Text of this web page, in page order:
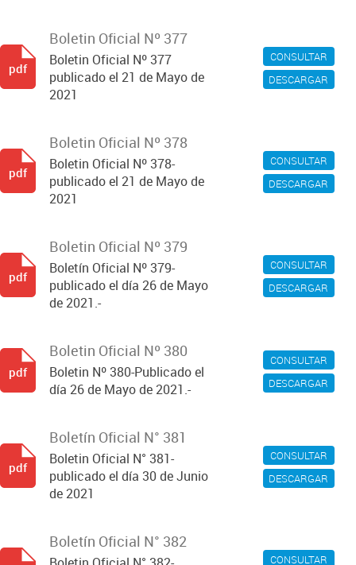
CONSULTAR
DESCARGAR
Boletin Oficial Nº 377
Boletin Oficial Nº 377
publicado el 21 de Mayo de
2021
pdf
CONSULTAR
DESCARGAR
Boletin Oficial Nº 378
Boletin Oficial Nº 378-
publicado el 21 de Mayo de
2021
pdf
CONSULTAR
DESCARGAR
Boletin Oficial Nº 379
Boletín Oficial Nº 379-
publicado el día 26 de Mayo
de 2021.-
pdf
CONSULTAR
DESCARGAR
Boletin Oficial Nº 380
Boletin Nº 380-Publicado el
día 26 de Mayo de 2021.-
pdf
CONSULTAR
DESCARGAR
Boletín Oficial N° 381
Boletin Oficial N° 381-
publicado el día 30 de Junio
de 2021
pdf
CONSULTAR
Boletín Oficial N° 382